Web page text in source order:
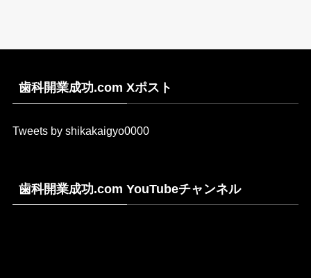
歯科開業成功.com Xポスト
Tweets by shikakaigyo0000
歯科開業成功.com YouTubeチャンネル